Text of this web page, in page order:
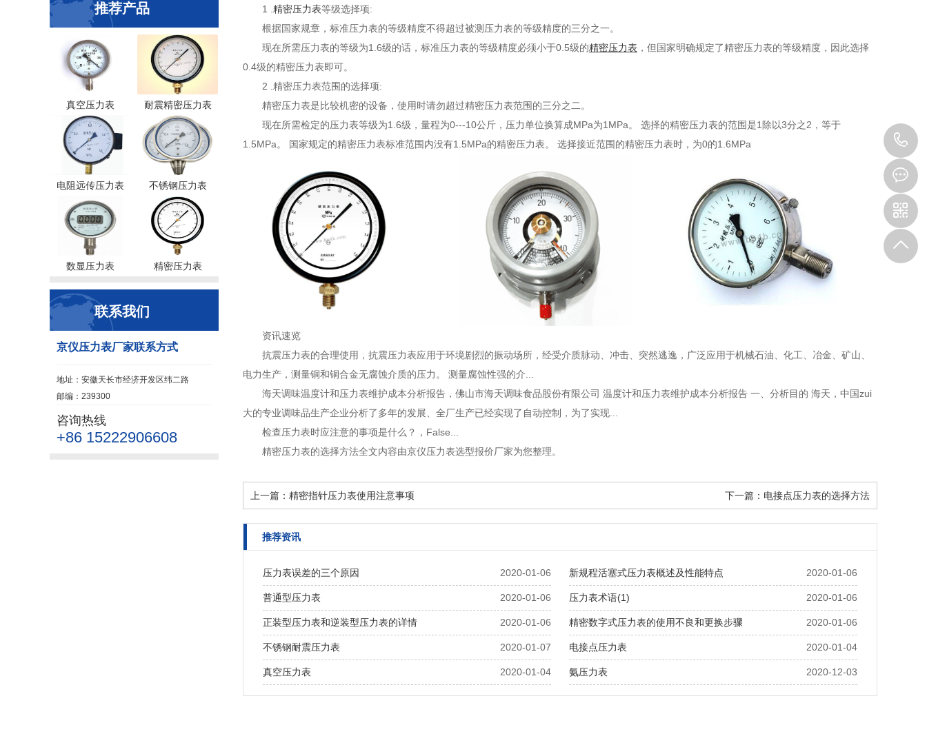
推荐产品
真空压力表 耐震精密压力表
电阻远传压力表 不锈钢压力表
数显压力表 精密压力表
联系我们
京仪压力表厂家联系方式
地址：安徽天长市经济开发区纬二路
邮编：239300
咨询热线
+86 15222906608
1 . 精密压力表等级选择项:
根据国家规章，标准压力表的等级精度不得超过被测压力表的等级精度的三分之一。
现在所需压力表的等级为1.6级的话，标准压力表的等级精度必须小于0.5级的精密压力表 ，但国家明确规定了精密压力表的等级精度，因此选择
0.4级的精密压力表即可。
2 .精密压力表范围的选择项:
精密压力表是比较机密的设备，使用时请勿超过精密压力表范围的三分之二。
现在所需检定的压力表等级为1.6级，量程为0---10公斤，压力单位换算成MPa为1MPa。 选择的精密压力表的范围是1除以3分之2，等于
1.5MPa。 国家规定的精密压力表标准范围内没有1.5MPa的精密压力表。 选择接近范围的精密压力表时，为0的1.6MPa
资讯速览
抗震压力表的合理使用 ，抗震压力表应用于环境剧烈的振动场所，经受介质脉动、冲击、突然逃逸，广泛应用于机械石油、化工、冶金、矿山、
电力生产，测量铜和铜合金无腐蚀介质的压力。 测量腐蚀性强的介...
海天调味温度计和压力表维护成本分析报告 ，佛山市海天调味食品股份有限公司 温度计和压力表维护成本分析报告 一、分析目的 海天，中国zui
大的专业调味品生产企业分析了多年的发展、全厂生产已经实现了自动控制，为了实现...
检查压力表时应注意的事项是什么？ ，False...
精密压力表的选择方法全文内容由京仪压力表选型报价厂家为您整理。
上一篇： 精密指针压力表使用注意事项 下一篇： 电接点压力表的选择方法
推荐资讯
2020-01-06
压力表误差的三个原因 2020-01-06
新规程活塞式压力表概述及性能特点
2020-01-06
普通型压力表 2020-01-06
压力表术语(1)
2020-01-06
正装型压力表和逆装型压力表的详情 2020-01-06
精密数字式压力表的使用不良和更换步骤
2020-01-07
不锈钢耐震压力表 2020-01-04
电接点压力表
2020-01-04
真空压力表 2020-12-03
氨压力表